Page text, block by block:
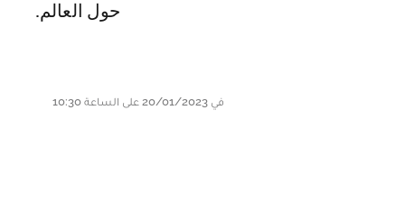
حول العالم.
في 20/01/2023 على الساعة 10:30